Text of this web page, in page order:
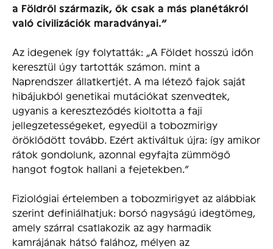
a Földről származik, ők csak a más planétákról
való civilizációk maradványai.”
Az idegenek így folytatták: „A Földet hosszú időn
keresztül úgy tartották számon. mint a
Naprendszer állatkertjét. A ma létező fajok saját
hibájukból genetikai mutációkat szenvedtek,
ugyanis a kereszteződés kioltotta a faji
jellegzetességeket, egyedül a tobozmirigy
öröklődött tovább. Ezért aktiváltuk újra: így amikor
rátok gondolunk, azonnal egyfajta zümmögő
hangot fogtok hallani a fejetekben.”
Fiziológiai értelemben a tobozmirigyet az alábbiak
szerint definiálhatjuk: borsó nagyságú idegtömeg,
amely szárral csatlakozik az agy harmadik
kamrájának hátsó falához, mélyen az